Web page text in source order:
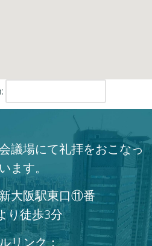
議場にて礼拝をおこなっ
ます。
大阪駅東口⑪番
り徒歩3分
リンク：